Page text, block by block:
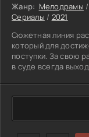
Жанр: Мелодрамы /
Сериалы / 2021
Сюжетная линия
который для
поступки. За свою
в суде всегда
вскоре
идут с планами
собирал
полицейский не